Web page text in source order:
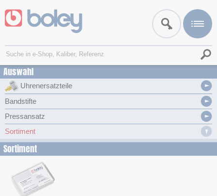
Auswahl
Uhrenersatzteile
Bandstifte
Pressansatz
Sortiment
Sortiment